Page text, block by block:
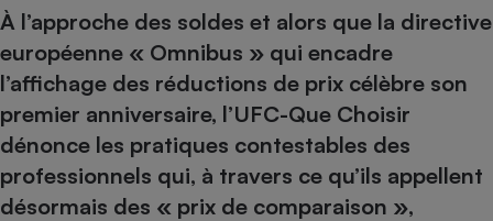
À l’approche des soldes et alors que la directive
européenne « Omnibus » qui encadre
l’affichage des réductions de prix célèbre son
premier anniversaire, l’UFC-Que Choisir
dénonce les pratiques contestables des
professionnels qui, à travers ce qu’ils appellent
désormais des « prix de comparaison »,
Supermarché - Drive
Mutuelle
Comparateur auto
Comparatif climatiseur
Comparatif aspirateur
Comparatif aspirateur
Comparatif cafetière
Comparatif robot cuiseur
Comparatif centrale
Comparatif ordinateur
Comparatif ultrabook
Comparatif tablette
Image et son
Informatique
Aménagement
Bricolage - Jardinage
Chauffage
Produit d'entretien
Sécurité domestique
Hygiène - Beauté
Maladie - Médecine -
Système de santé -
Retraite
Tous les comparateurs
Toutes les cartes interactives
Speedtest - Testez le débit de votre
connexion Internet